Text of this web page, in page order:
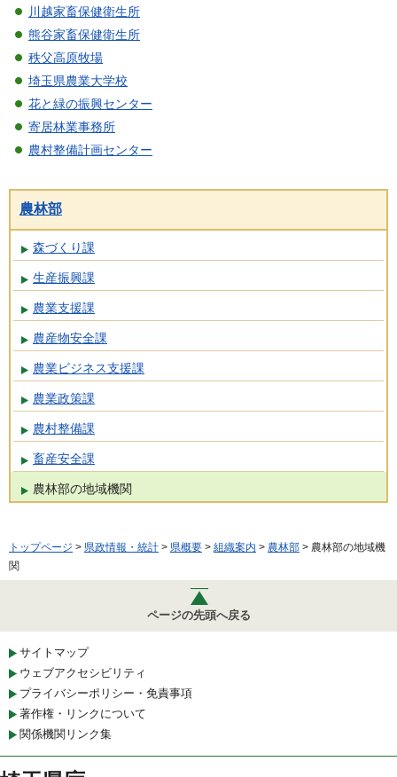
川越家畜保健衛生所
熊谷家畜保健衛生所
秩父高原牧場
埼玉県農業大学校
花と緑の振興センター
寄居林業事務所
農村整備計画センター
農林部
森づくり課
生産振興課
農業支援課
農産物安全課
農業ビジネス支援課
農業政策課
農村整備課
畜産安全課
農林部の地域機関
トップページ > 県政情報・統計 > 県概要 > 組織案内 > 農林部 > 農林部の地域機
関
ページの先頭へ戻る
サイトマップ
ウェブアクセシビリティ
プライバシーポリシー・免責事項
著作権・リンクについて
関係機関リンク集